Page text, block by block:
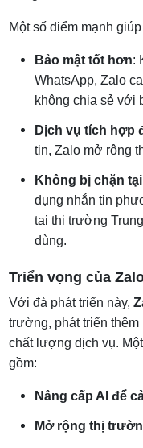
Một số điểm mạnh
Bảo mật tốt hơn:
WhatsApp, Zalo
không chia sẻ với
Dịch vụ tích hợp
tin, Zalo mở rộng
Không bị chặn
dụng nhắn tin
tại thị trường
dùng.
Triển vọng của
Với đà phát triển này,
trường, phát triển
chất lượng dịch vụ.
gồm:
Nâng cấp AI để
Mở rộng thị